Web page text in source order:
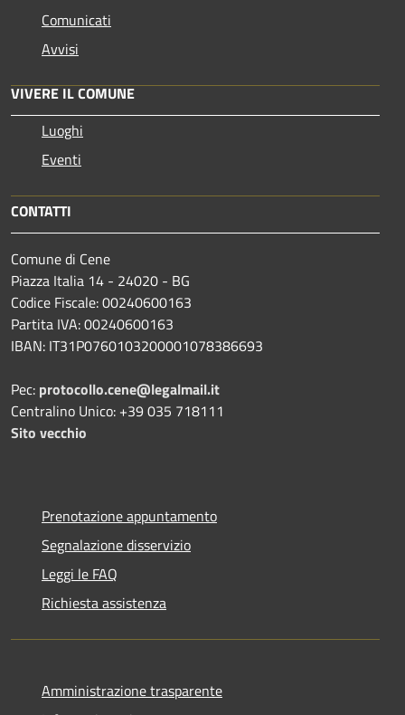
Comunicati
Avvisi
VIVERE IL COMUNE
Luoghi
Eventi
CONTATTI
Comune di Cene
Piazza Italia 14 - 24020 - BG
Codice Fiscale: 00240600163
Partita IVA: 00240600163
IBAN: IT31P0760103200001078386693
Pec: protocollo.cene@legalmail.it
Centralino Unico: +39 035 718111
Sito vecchio
Prenotazione appuntamento
Segnalazione disservizio
Leggi le FAQ
Richiesta assistenza
Amministrazione trasparente